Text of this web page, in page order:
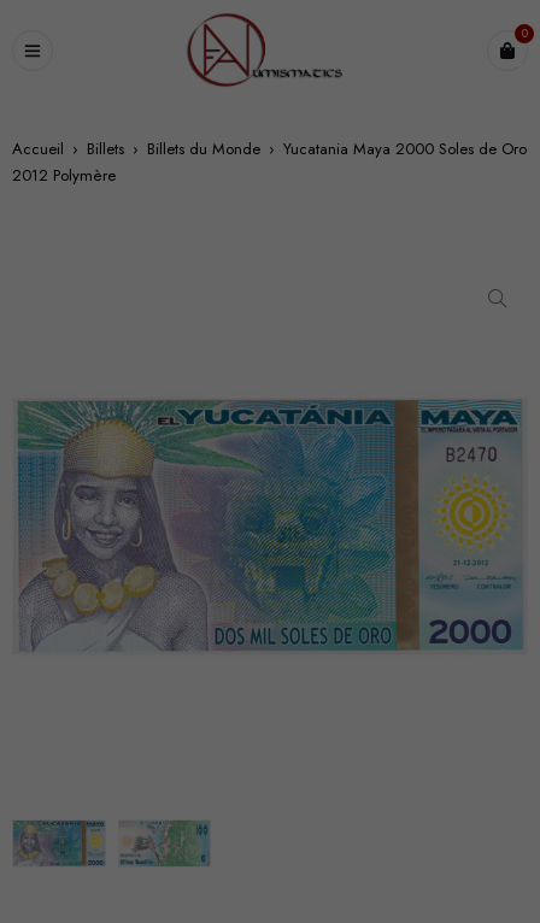
0
Accueil › Billets › Billets du Monde › Yucatania Maya 2000 Soles de Oro
2012 Polymère